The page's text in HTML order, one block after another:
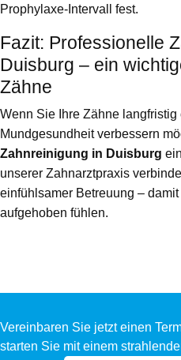
Prophylaxe-Intervall fest.
Fazit: Professionelle
Duisburg – ein
Zähne
Wenn Sie Ihre Zähne langfristig
Mundgesundheit verbessern
Zahnreinigung in Duisburg
unserer Zahnarztpraxis
einfühlsamer Betreuung –
aufgehoben fühlen.
Vereinbaren Sie jetzt einen
starten Sie mit einem